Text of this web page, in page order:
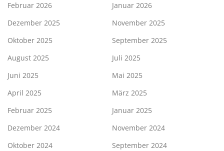
Februar 2026
Januar 2026
Dezember 2025
November 2025
Oktober 2025
September 2025
August 2025
Juli 2025
Juni 2025
Mai 2025
April 2025
März 2025
Februar 2025
Januar 2025
Dezember 2024
November 2024
Oktober 2024
September 2024